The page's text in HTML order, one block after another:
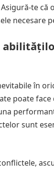
te că
necesare
în
poate
sunt